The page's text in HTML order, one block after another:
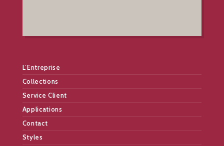
L’Entreprise
Collections
Service Client
Applications
Contact
Styles